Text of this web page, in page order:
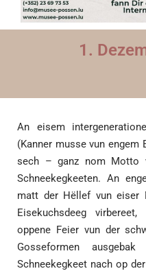
1.
An eisem
(Kanner musse vun engem
sech – ganz nom Motto
Schneekegkeeten. An
matt der Hëllef vun eiser
Eisekuchsdeeg
oppene Feier vun der
Gosseformen
Schneekegkeet nach op